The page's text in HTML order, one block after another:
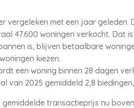
vergeleken met een jaar
47.600 woningen verkocht. Dat
is, blijven betaalbare
kiezen.
een woning binnen 28 dagen
van 2025 gemiddeld 2,8
transactieprijs nu